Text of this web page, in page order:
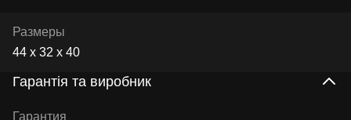
Размеры
44 х 32 х 40
Гарантія та виробник
Гарантия